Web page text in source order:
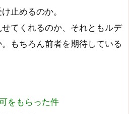
止めるのか。
てくれるのか、それともルデ
もちろん前者を期待している
をもらった件